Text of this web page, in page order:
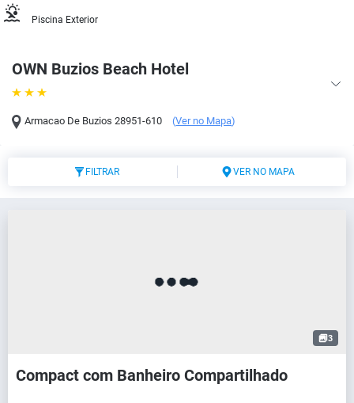
OWN Buzios Beach Hotel
Armacao De Buzios 28951-610 (Ver no Mapa)
Piscina Exterior
FILTRAR VER NO MAPA
3
Compact com Banheiro Compartilhado